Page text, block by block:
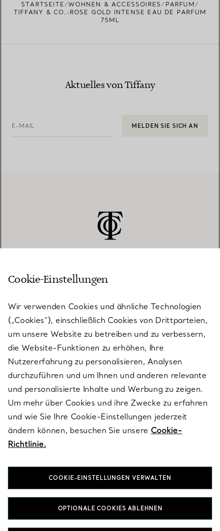
STARTSEITE WOHNEN & ACCESSOIRES
PARFUM
TIFFANY & CO.:ROSE GOLD INTENSE EAU DE PARFUM
75ML
Aktuelles von Tiffany
E-MAIL MELDEN SIE SICH AN
KUNDENSERVICE
SERVICES
ÜBER TIFFANY & CO.
RECHTLICHE HINWEISE
FOLGEN SIE UNS
T&Co. 2026
Cookie-Einstellungen
Wir verwenden Cookies und ähnliche Technologien
(„Cookies“), einschließlich Cookies von Drittparteien,
um unsere Website zu betreiben und zu verbessern,
die Website-Funktionen zu erhöhen, Ihre
Nutzererfahrung zu personalisieren, Analysen
durchzuführen und um Ihnen und anderen relevante
und personalisierte Inhalte und Werbung zu zeigen.
Um mehr über Cookies und ihre Zwecke zu erfahren
und wie Sie Ihre Cookie-Einstellungen jederzeit
ändern können, besuchen Sie unsere Cookie-
Richtlinie.
COOKIE-EINSTELLUNGEN VERWALTEN
OPTIONALE COOKIES ABLEHNEN